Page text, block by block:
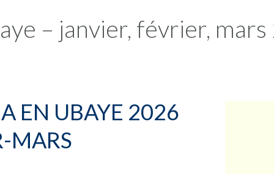
– janvier, février,
EN UBAYE 2026
MARS